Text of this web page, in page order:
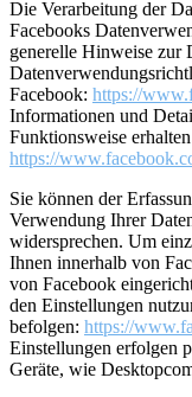
Die Verarbeitung der
Facebooks
generelle Hinweise zur
Facebook: https://
Informationen und
Funktionsweise
https://
Sie können der
Verwendung Ihrer
widersprechen. Um
Ihnen innerhalb von
von Facebook
den Einstellungen
befolgen: https://
Einstellungen erfolgen
Geräte, wie